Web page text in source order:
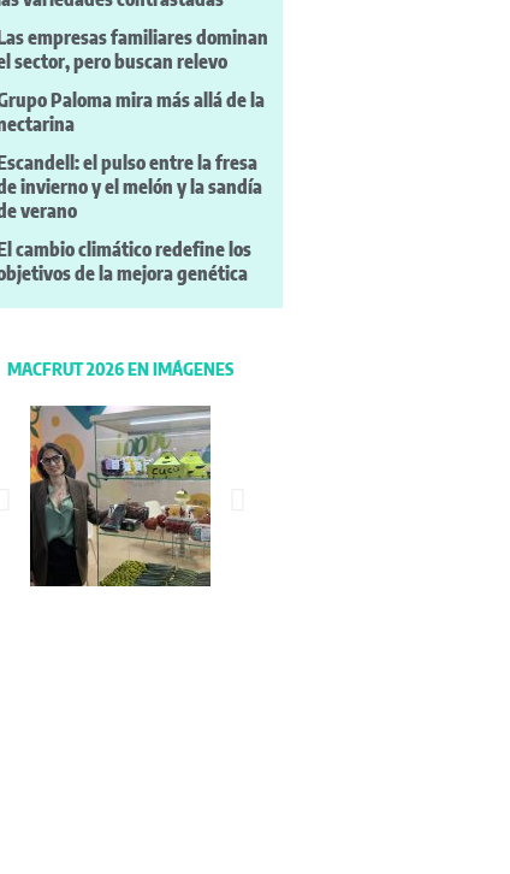
empresas familiares dominan
sector, pero buscan relevo
Paloma mira más allá de la
el pulso entre la fresa
invierno y el melón y la sandía
verano
cambio climático redefine los
de la mejora genética
MACFRUT 2026 EN IMÁGENES